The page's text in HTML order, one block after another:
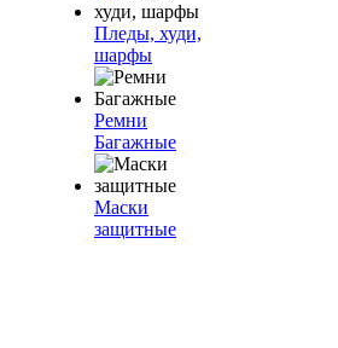
Пледы, худи,
шарфы
Ремни
Багажные
Маски
защитные